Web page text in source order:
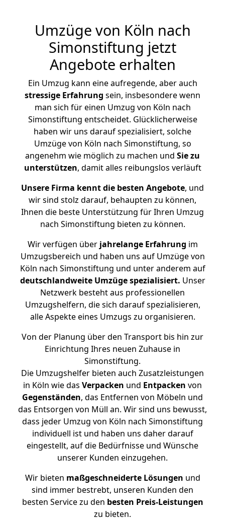
Umzüge von Köln nach
Simonstiftung jetzt
Angebote erhalten
Ein Umzug kann eine aufregende, aber auch
stressige Erfahrung sein, insbesondere wenn
man sich für einen Umzug von Köln nach
Simonstiftung entscheidet. Glücklicherweise
haben wir uns darauf spezialisiert, solche
Umzüge von Köln nach Simonstiftung, so
angenehm wie möglich zu machen und Sie zu
unterstützen, damit alles reibungslos verläuft
Unsere Firma kennt die besten Angebote, und
wir sind stolz darauf, behaupten zu können,
Ihnen die beste Unterstützung für Ihren Umzug
nach Simonstiftung bieten zu können.
Wir verfügen überjahrelange Erfahrung im
Umzugsbereich und haben uns auf Umzüge von
Köln nach Simonstiftung und unter anderem auf
deutschlandweite Umzüge spezialisiert. Unser
Netzwerk besteht aus professionellen
Umzugshelfern, die sich darauf spezialisieren,
alle Aspekte eines Umzugs zu organisieren.
Von der Planung über den Transport bis hin zur
Einrichtung Ihres neuen Zuhause in
Simonstiftung.
Die Umzugshelfer bieten auch Zusatzleistungen
in Köln wie das Verpacken und Entpacken von
Gegenständen, das Entfernen von Möbeln und
das Entsorgen von Müll an. Wir sind uns bewusst,
dass jeder Umzug von Köln nach Simonstiftung
individuell ist und haben uns daher darauf
eingestellt, auf die Bedürfnisse und Wünsche
unserer Kunden einzugehen.
Wir bieten maßgeschneiderte Lösungen und
sind immer bestrebt, unseren Kunden den
besten Service zu den besten Preis-Leistungen
zu bieten.